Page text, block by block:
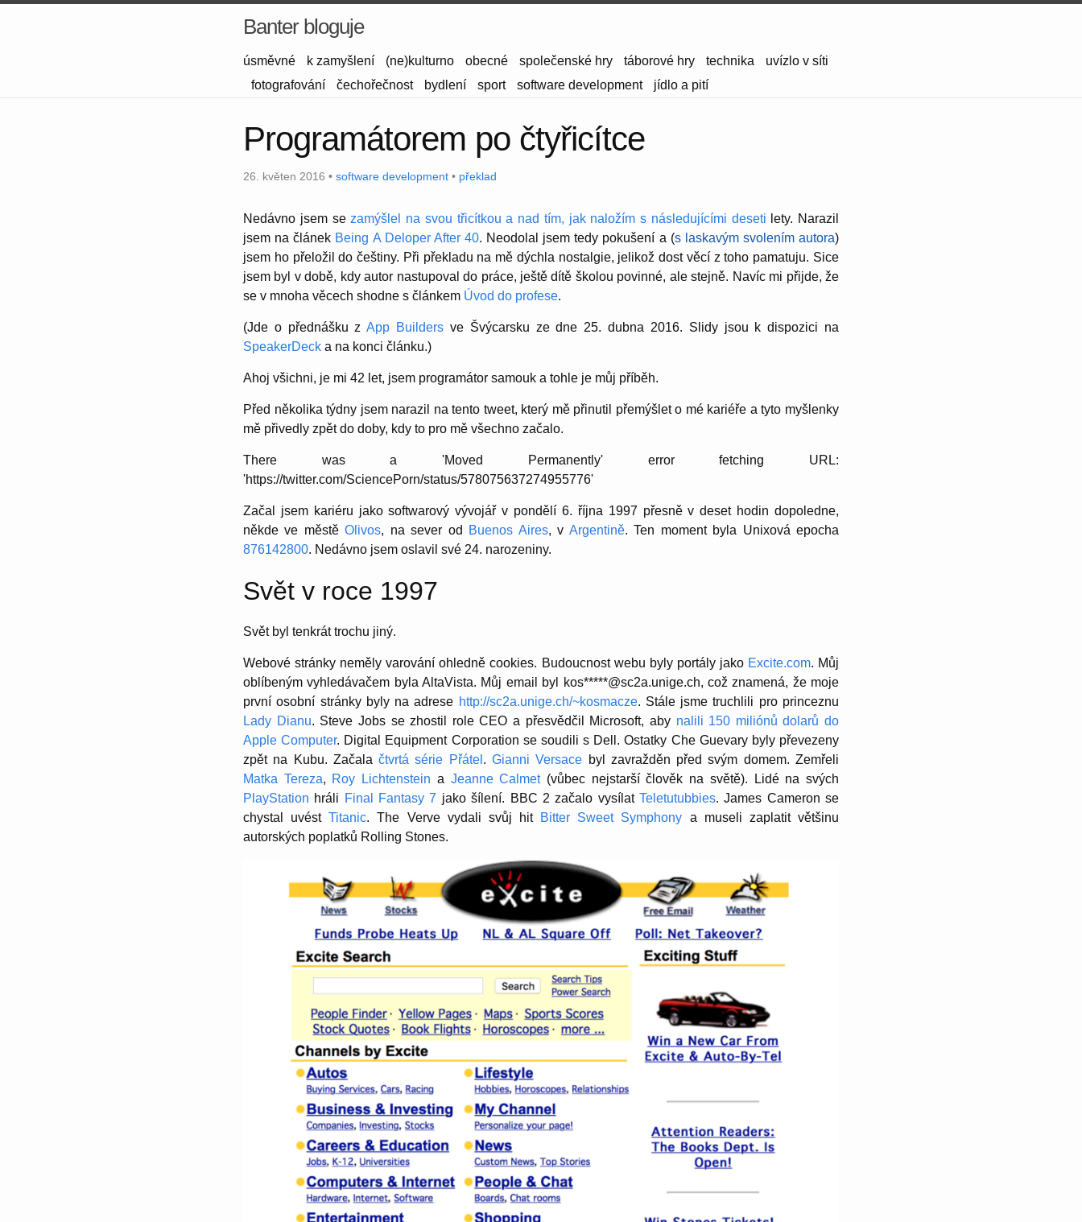
Banter bloguje
úsměvné k zamyšlení (ne)kulturno obecné společenské hry táborové hry technika
uvízlo v síti
fotografování
čechořečnost bydlení sport software development jídlo a pití
Programátorem po čtyřicítce
26. květen 2016 • software development • překlad
Nedávno jsem sezamýšlel na svou třicítkou a nad tím, jak naložím s následujícími deseti lety. Narazil
jsem na článek Being A Deloper After 40. Neodolal jsem tedy pokušení a (s laskavým svolením autora)
jsem ho přeložil do češtiny. Při překladu na mě dýchla nostalgie, jelikož dost věcí z toho pamatuju. Sice
jsem byl v době, kdy autor nastupoval do práce, ještě dítě školou povinné, ale stejně. Navíc mi přijde, že
se v mnoha věcech shodne s článkem Úvod do profese.
(Jde o přednášku zApp Builders ve Švýcarsku ze dne 25. dubna 2016. Slidy jsou k dispozici na
SpeakerDeck a na konci článku.)
Ahoj všichni, je mi 42 let, jsem programátor samouk a tohle je můj příběh.
Před několika týdny jsem narazil na tento tweet, který mě přinutil přemýšlet o mé kariéře a tyto myšlenky
mě přivedly zpět do doby, kdy to pro mě všechno začalo.
There was a 'Moved Permanently' error fetching URL:
'https://twitter.com/SciencePorn/status/578075637274955776'
Začal jsem kariéru jako softwarový vývojář v pondělí 6. října 1997 přesně v deset hodin dopoledne,
někde ve městěOlivos, na sever od Buenos Aires, v Argentině. Ten moment byla Unixová epocha
876142800. Nedávno jsem oslavil své 24. narozeniny.
Svět v roce 1997
Svět byl tenkrát trochu jiný.
Webové stránky neměly varování ohledně cookies. Budoucnost webu byly portály jako Excite.com. Můj
oblíbeným vyhledávačem byla AltaVista. Můj email byl kos*****@sc2a.unige.ch, což znamená, že moje
první osobní stránky byly na adrese http://sc2a.unige.ch/~kosmacze. Stále jsme truchlili pro princeznu
Lady Dianu. Steve Jobs se zhostil role CEO a přesvědčil Microsoft, aby nalili 150 miliónů dolarů do
Apple Computer. Digital Equipment Corporation se soudili s Dell. Ostatky Che Guevary byly převezeny
zpět na Kubu. Začalačtvrtá série Přátel .Gianni Versace byl zavražděn před svým domem. Zemřeli
Matka Tereza, Roy Lichtenstein a Jeanne Calmet(vůbec nejstarší člověk na světě). Lidé na svých
PlayStation hráli Final Fantasy 7 jako šílení. BBC 2 začalo vysílat Teletutubbies. James Cameron se
chystal uvéstTitanic. The Verve vydali svůj hit Bitter Sweet Symphony a museli zaplatit většinu
autorských poplatků Rolling Stones.